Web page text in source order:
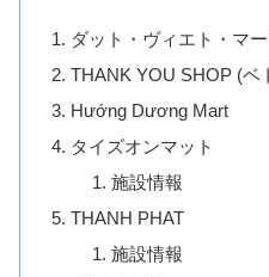
ダット・ヴィエト・マ
THANK YOU SHOP (ベ
Hướng Dương Mart
タイズオンマット
施設情報
THANH PHAT
施設情報